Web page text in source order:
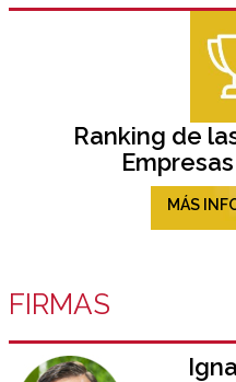
Ranking de
MÁS
FIRMAS